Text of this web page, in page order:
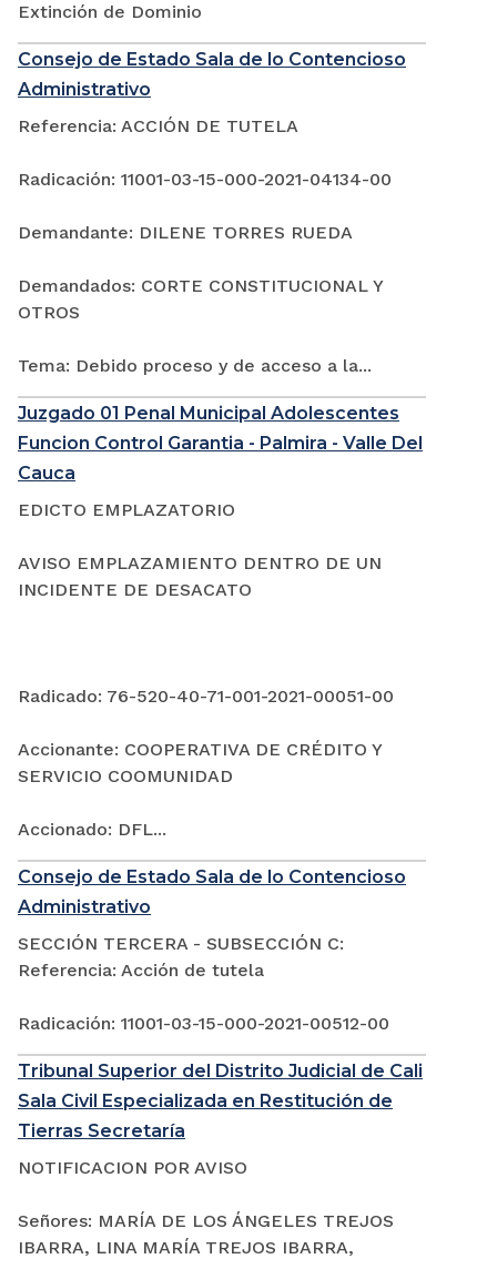
Extinción de Dominio
Consejo de Estado Sala de lo Contencioso
Administrativo
Referencia: ACCIÓN DE TUTELA
Radicación: 11001-03-15-000-2021-04134-00
Demandante: DILENE TORRES RUEDA
Demandados: CORTE CONSTITUCIONAL Y
OTROS
Tema: Debido proceso y de acceso a la...
Juzgado 01 Penal Municipal Adolescentes
Funcion Control Garantia - Palmira - Valle Del
Cauca
EDICTO EMPLAZATORIO
AVISO EMPLAZAMIENTO DENTRO DE UN
INCIDENTE DE DESACATO
Radicado: 76-520-40-71-001-2021-00051-00
Accionante: COOPERATIVA DE CRÉDITO Y
SERVICIO COOMUNIDAD
Accionado: DFL...
Consejo de Estado Sala de lo Contencioso
Administrativo
SECCIÓN TERCERA - SUBSECCIÓN C:
Referencia: Acción de tutela
Radicación: 11001-03-15-000-2021-00512-00
Tribunal Superior del Distrito Judicial de Cali
Sala Civil Especializada en Restitución de
Tierras Secretaría
NOTIFICACION POR AVISO
Señores: MARÍA DE LOS ÁNGELES TREJOS
IBARRA, LINA MARÍA TREJOS IBARRA,